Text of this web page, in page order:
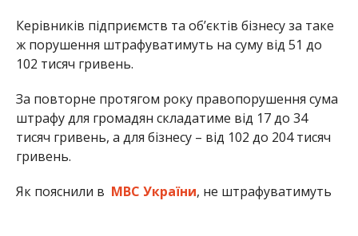
Керівників підприємств та об’єктів бізнесу за таке
ж порушення штрафуватимуть на суму від 51 до
102 тисяч гривень.
За повторне протягом року правопорушення сума
штрафу для громадян складатиме від 17 до 34
тисяч гривень, а для бізнесу – від 102 до 204 тисяч
гривень.
Як пояснили в МВС України, не штрафуватимуть